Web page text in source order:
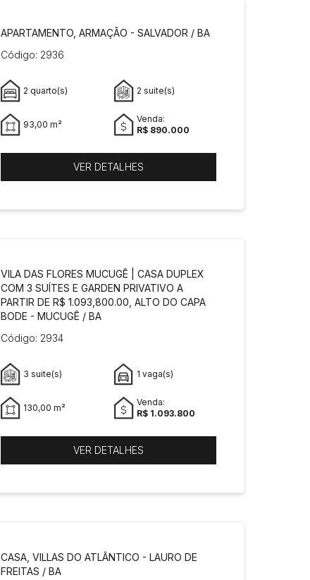
APARTAMENTO, ARMAÇÃO - SALVADOR / BA
Código: 2936
2 quarto(s) 2 suite(s)
93,00 m²
Venda:
R$ 890.000
VER DETALHES
VILA DAS FLORES MUCUGÊ | CASA DUPLEX
COM 3 SUÍTES E GARDEN PRIVATIVO A
PARTIR DE R$ 1.093,800.00, ALTO DO CAPA
BODE - MUCUGÊ / BA
Código: 2934
3 suite(s) 1 vaga(s)
130,00 m²
Venda:
R$ 1.093.800
VER DETALHES
CASA, VILLAS DO ATLÂNTICO - LAURO DE
FREITAS / BA